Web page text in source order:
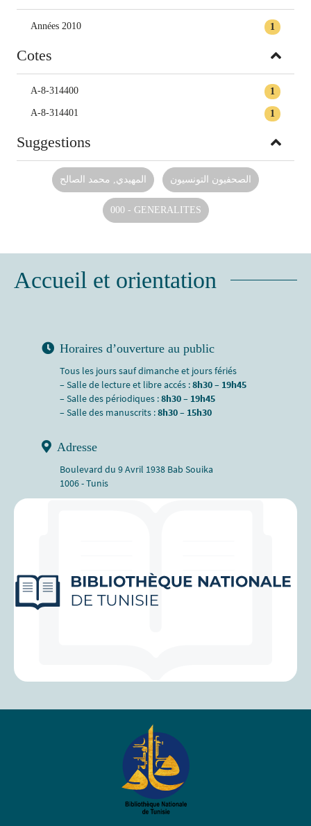
1
Années 2010
Cotes
1
A-8-314400
1
A-8-314401
Suggestions
المهيدي, محمد الصالح الصحفيون التونسيون
000 - GENERALITES
Accueil et orientation
Horaires d’ouverture au public
Tous les jours sauf dimanche et jours fériés
– Salle de lecture et libre accés :8h30 – 19h45
– Salle des périodiques :8h30 – 19h45
– Salle des manuscrits :8h30 – 15h30
Adresse
Boulevard du 9 Avril 1938 Bab Souika
1006 - Tunis